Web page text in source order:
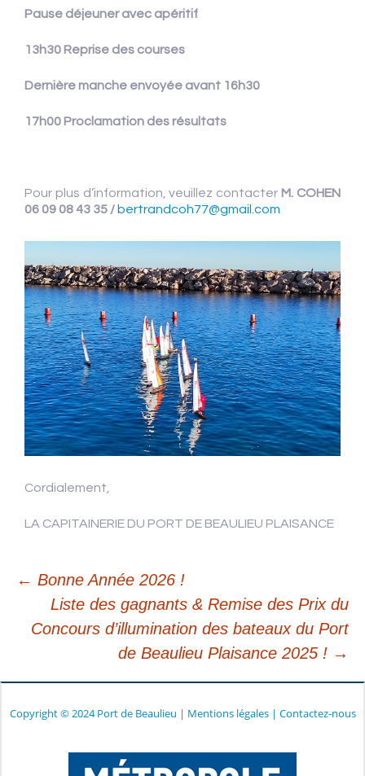
Pause déjeuner avec apéritif
13h30 Reprise des courses
Dernière manche envoyée avant 16h30
17h00 Proclamation des résultats
Pour plus d’information, veuillez contacter M. COHEN
06 09 08 43 35 / bertrandcoh77@gmail.com
Cordialement,
LA CAPITAINERIE DU PORT DE BEAULIEU PLAISANCE
Navigation
articles
← Bonne Année 2026 !
Liste des gagnants & Remise des Prix du
Concours d’illumination des bateaux du Port
de Beaulieu Plaisance 2025 ! →
Copyright © 2024 Port de Beaulieu | Mentions légales| Contactez-nous